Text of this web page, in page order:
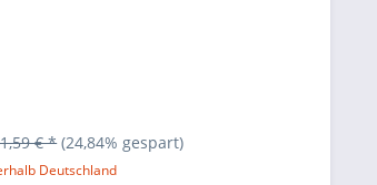
€ * (24,84% gespart)
Deutschland